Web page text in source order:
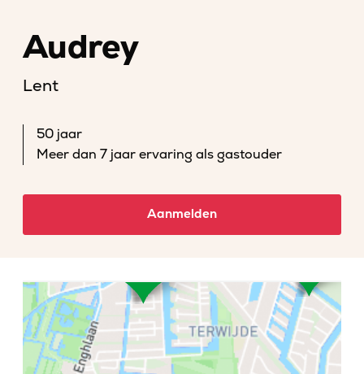
Audrey
Lent
50 jaar
Meer dan 7 jaar ervaring als gastouder
Aanmelden